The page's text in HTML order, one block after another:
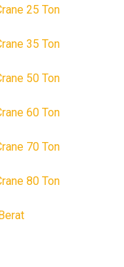
25 Ton
35 Ton
50 Ton
60 Ton
70 Ton
80 Ton